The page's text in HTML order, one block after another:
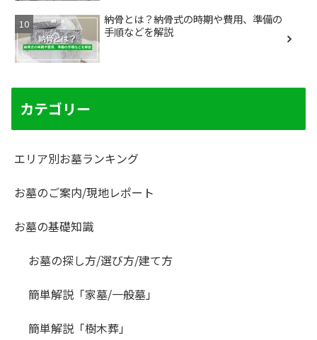
納骨とは？納骨式の時期や費用、準備の
手順などを解説
カテゴリー
エリア別お墓ランキング
お墓のご案内/現地レポート
お墓の基礎知識
お墓の探し方/選び方/建て方
簡単解説「家墓/一般墓」
簡単解説「樹木葬」